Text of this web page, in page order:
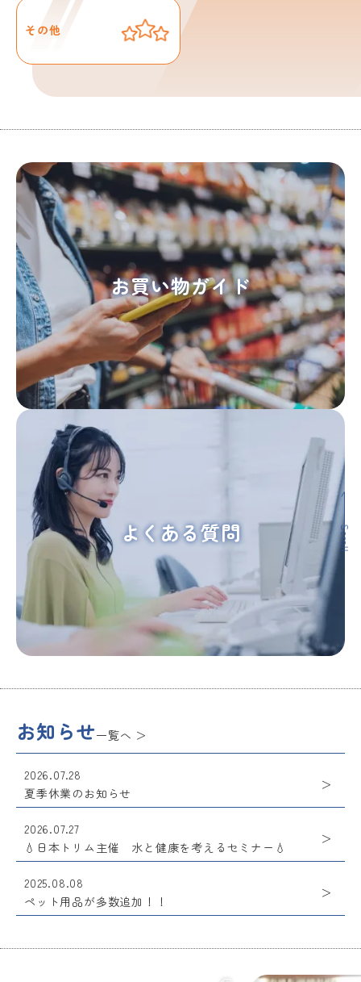
その他
Scroll
お買い物ガイド
よくある質問
お知らせ一覧へ
2026.07.28
夏季休業のお知らせ
2026.07.27
💧日本トリム主催 水と健康を考えるセミナー💧
2025.08.08
ペット用品が多数追加！！